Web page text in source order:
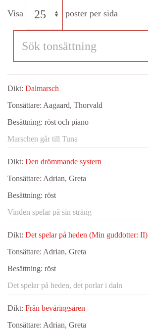
Visa poster per sida
Dikt: Dalmarsch
Tonsättare: Aagaard, Thorvald
Besättning: röst och piano
Marschen går till Tuna
Dikt: Den drömmande systern
Tonsättare: Adrian, Greta
Besättning: röst
Vinden spelar på sin sträng
Dikt: Det spelar på heden (Min guddotter: II)
Tonsättare: Adrian, Greta
Besättning: röst
Det spelar på heden, det porlar i daln
Dikt: Från beväringsåren
Tonsättare: Adrian, Greta